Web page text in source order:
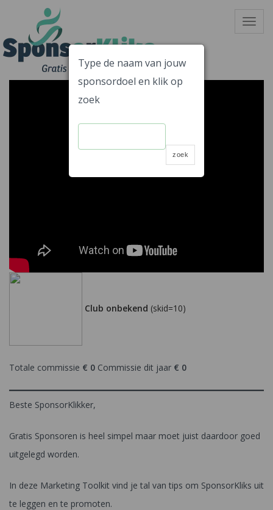
Type de naam van jouw
sponsordoel en klik op
zoek
zoek
content
Toggle
SponsorKliks
Gratis Sponsoren!!
Club onbekend (skid=10)
Totale commissie € 0 Commissie dit jaar € 0
Beste SponsorKlikker,
Gratis Sponsoren is heel simpel maar moet juist daardoor goed
uitgelegd worden.
In deze Marketing Toolkit vind je tal van tips om SponsorKliks uit
te leggen en te promoten.